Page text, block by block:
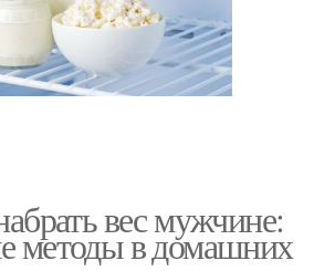
вес мужчине:
методы в домашних